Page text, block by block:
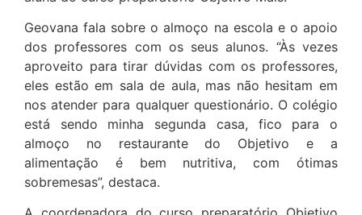
Geovana fala sobre o almoço na escola e o apoio
dos professores com os seus alunos. “Às vezes
aproveito para tirar dúvidas com os professores,
eles estão em sala de aula, mas não hesitam em
nos atender para qualquer questionário. O colégio
está sendo minha segunda casa, fico para o
almoço no restaurante do Objetivo e a
alimentação é bem nutritiva, com ótimas
sobremesas”, destaca.